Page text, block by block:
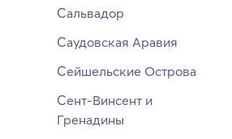
Сальвадор
Саудовская Аравия
Сейшельские Острова
Сент-Винсент и
Гренадины